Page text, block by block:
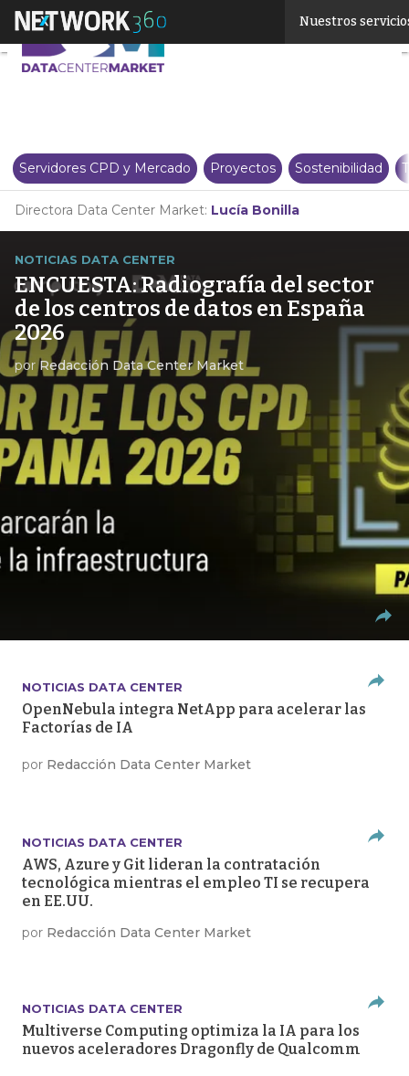
Nuestros
Servidores CPD y Mercado Proyectos Sostenibilidad
Directora Data Center Market: Lucía Bonilla
NOTICIAS DATA CENTER
ENCUESTA: Radiografía del sector
de los centros de datos en España
2026
porRedacción Data Center Market
NOTICIAS DATA CENTER
OpenNebula integra NetApp para acelerar las
Factorías de IA
por Redacción Data Center Market
NOTICIAS DATA CENTER
AWS, Azure y Git lideran la contratación
tecnológica mientras el empleo TI se recupera
en EE.UU.
por Redacción Data Center Market
NOTICIAS DATA CENTER
Multiverse Computing optimiza la IA para los
nuevos aceleradores Dragonfly de Qualcomm